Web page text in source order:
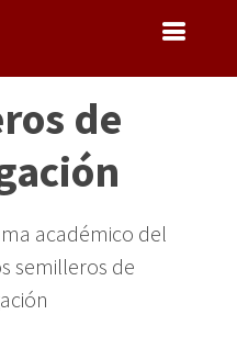
de
académico del
semilleros de